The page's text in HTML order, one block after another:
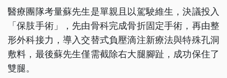
醫療團隊考量蘇先生是單親且以駕駛維生，決議投入
「保肢手術」，先由骨科完成骨折固定手術，再由整
形外科接力，導入交替式負壓滴注新療法與特殊孔洞
敷料，最後蘇先生僅需截除右大腿腳趾，成功保住了
雙腿。